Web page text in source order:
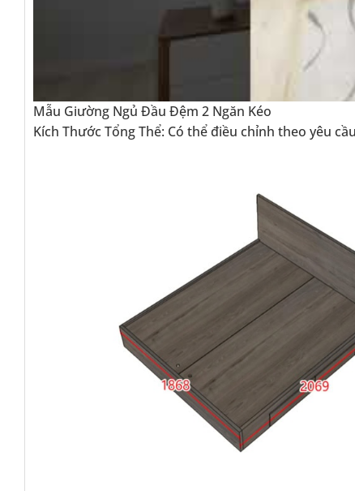
Mẫu Giường Ngủ Đầu Đệm 2 Ngăn Kéo
Kích Thước Tổng Thể: Có thể điều chỉnh theo yêu cầu